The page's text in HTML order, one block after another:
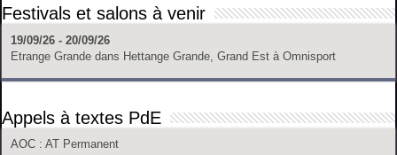
Festivals et salons à venir
19/09/26 - 20/09/26
Etrange Grande dans Hettange Grande, Grand Est à Omnisport
Appels à textes PdE
AOC : AT Permanent